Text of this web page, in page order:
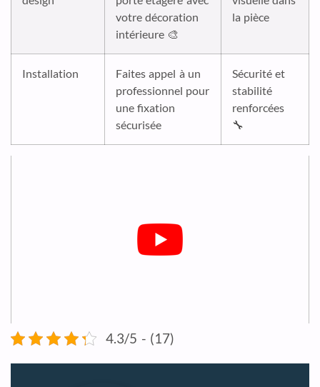
votre décoration
intérieure 🎨
la pièce
Installation
Faites appel à un
professionnel pour
une fixation
sécurisée
Sécurité et
stabilité
renforcées
🔧
4.3/5 - (17)